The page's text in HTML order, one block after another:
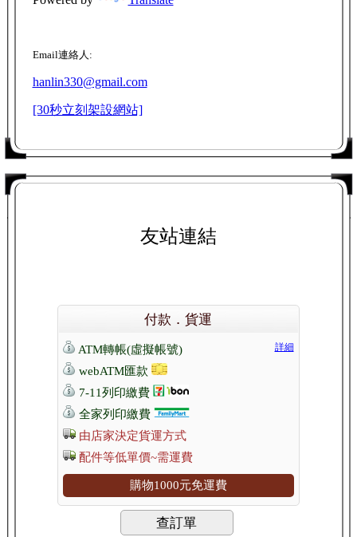
Email連絡人:
hanlin330@gmail.com
[30秒立刻架設網站]
友站連結
付款．貨運
詳細
ATM轉帳(虛擬帳號)
webATM匯款
7-11列印繳費
全家列印繳費
由店家決定貨運方式
配件等低單價~需運費
購物1000元免運費
查訂單